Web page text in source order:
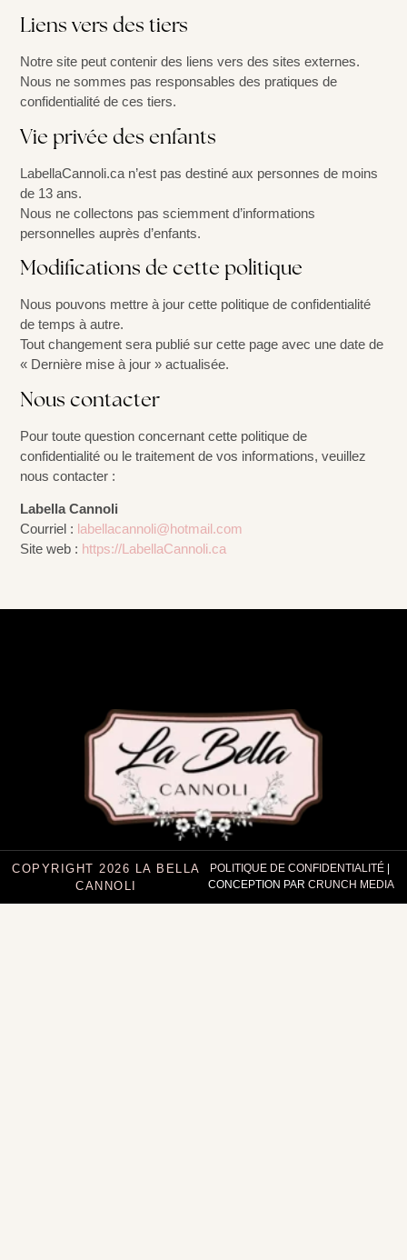
Liens vers des tiers
Notre site peut contenir des liens vers des sites externes.
Nous ne sommes pas responsables des pratiques de
confidentialité de ces tiers.
Vie privée des enfants
LabellaCannoli.ca n’est pas destiné aux personnes de moins
de 13 ans.
Nous ne collectons pas sciemment d’informations
personnelles auprès d’enfants.
Modifications de cette politique
Nous pouvons mettre à jour cette politique de confidentialité
de temps à autre.
Tout changement sera publié sur cette page avec une date de
« Dernière mise à jour » actualisée.
Nous contacter
Pour toute question concernant cette politique de
confidentialité ou le traitement de vos informations, veuillez
nous contacter :
Labella Cannoli
Courriel : labellacannoli@hotmail.com
Site web : https://LabellaCannoli.ca
COPYRIGHT 2026 LA BELLA
CANNOLI
POLITIQUE DE CONFIDENTIALITÉ|
CONCEPTION PAR CRUNCH MEDIA